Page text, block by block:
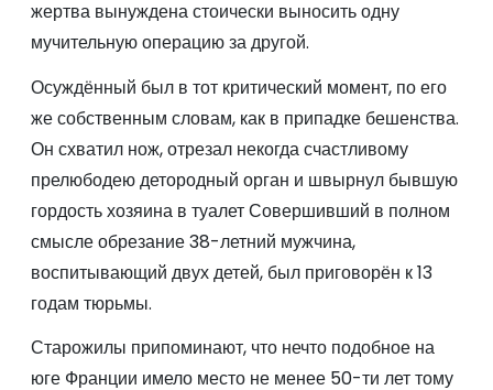
жертва вынуждена стоически выносить одну
мучительную операцию за другой.
Осуждённый был в тот критический момент, по его
же собственным словам, как в припадке бешенства.
Он схватил нож, отрезал некогда счастливому
прелюбодею детородный орган и швырнул бывшую
гордость хозяина в туалет Совершивший в полном
смысле обрезание 38-летний мужчина,
воспитывающий двух детей, был приговорён к 13
годам тюрьмы.
Старожилы припоминают, что нечто подобное на
юге Франции имело место не менее 50-ти лет тому